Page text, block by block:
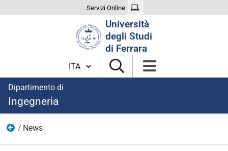
Servizi Online
Università
degli Studi
di Ferrara
Cambia lingua
Dipartimento di
Ingegneria
Dottorato di ricerca in Scienze dell'Ingegneria
News